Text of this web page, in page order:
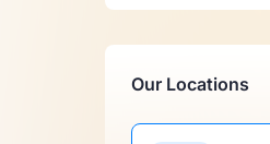
Our Locations